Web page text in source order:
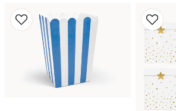
Ja, ni får publicera min fråga